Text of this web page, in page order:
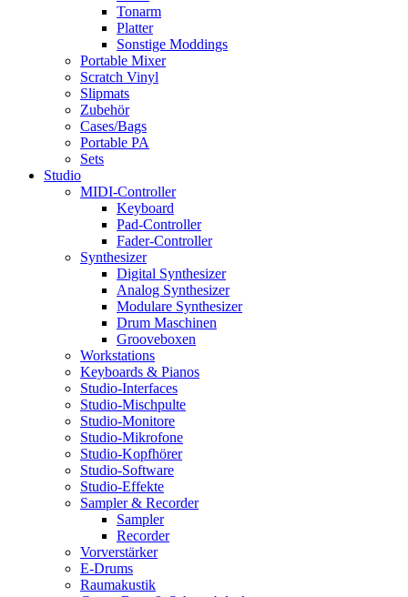
Tonarm
Platter
Sonstige Moddings
Portable Mixer
Scratch Vinyl
Slipmats
Zubehör
Cases/Bags
Portable PA
Sets
Studio
MIDI-Controller
Keyboard
Pad-Controller
Fader-Controller
Synthesizer
Digital Synthesizer
Analog Synthesizer
Modulare Synthesizer
Drum Maschinen
Grooveboxen
Workstations
Keyboards & Pianos
Studio-Interfaces
Studio-Mischpulte
Studio-Monitore
Studio-Mikrofone
Studio-Kopfhörer
Studio-Software
Studio-Effekte
Sampler & Recorder
Sampler
Recorder
Vorverstärker
E-Drums
Raumakustik